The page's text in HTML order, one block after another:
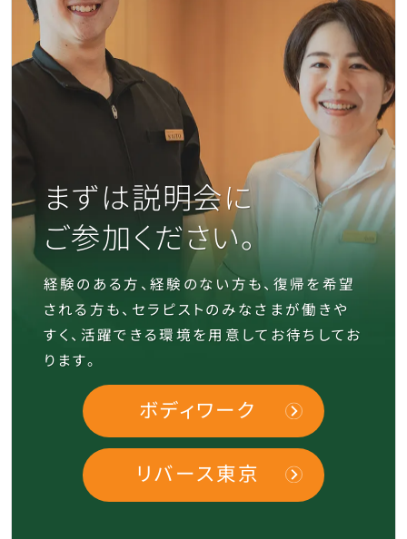
まずは説明会に
ご参加ください。
経験のある方、経験のない方も、復帰を希望
される方も、セラピストのみなさまが働きや
すく、 活躍できる環境を用意してお待ちしてお
ります。
ボディワーク
リバース東京